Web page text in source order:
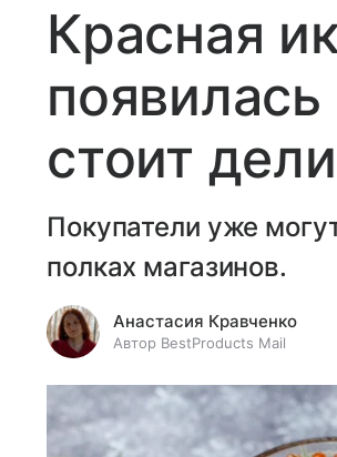
Красная
стоит
Покупатели уже
полках магазинов.
Анастасия Кравченко
Автор BestProducts Mail